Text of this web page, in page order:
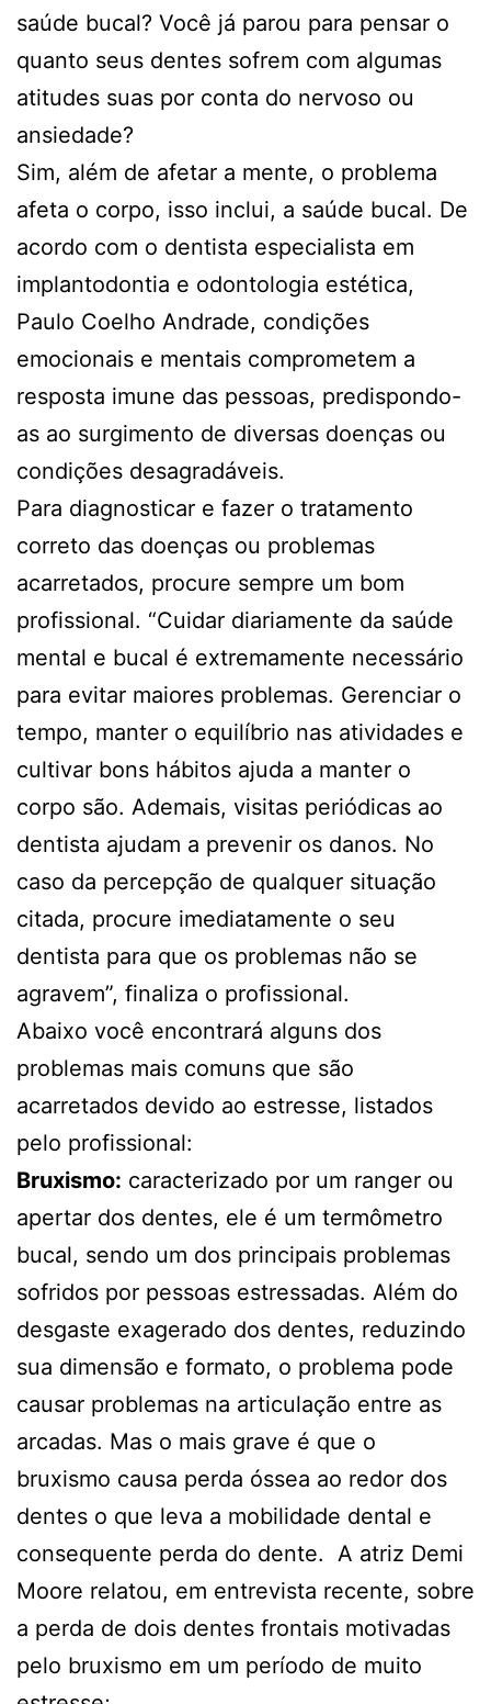
saúde bucal? Você já parou para pensar o
quanto seus dentes sofrem com algumas
atitudes suas por conta do nervoso ou
ansiedade?
Sim, além de afetar a mente, o problema
afeta o corpo, isso inclui, a saúde bucal. De
acordo com o dentista especialista em
implantodontia e odontologia estética,
Paulo Coelho Andrade, condições
emocionais e mentais comprometem a
resposta imune das pessoas, predispondo-
as ao surgimento de diversas doenças ou
condições desagradáveis.
Para diagnosticar e fazer o tratamento
correto das doenças ou problemas
acarretados, procure sempre um bom
profissional. “Cuidar diariamente da saúde
mental e bucal é extremamente necessário
para evitar maiores problemas. Gerenciar o
tempo, manter o equilíbrio nas atividades e
cultivar bons hábitos ajuda a manter o
corpo são. Ademais, visitas periódicas ao
dentista ajudam a prevenir os danos. No
caso da percepção de qualquer situação
citada, procure imediatamente o seu
dentista para que os problemas não se
agravem”, finaliza o profissional.
Abaixo você encontrará alguns dos
problemas mais comuns que são
acarretados devido ao estresse, listados
pelo profissional:
Bruxismo: caracterizado por um ranger ou
apertar dos dentes, ele é um termômetro
bucal, sendo um dos principais problemas
sofridos por pessoas estressadas. Além do
desgaste exagerado dos dentes, reduzindo
sua dimensão e formato, o problema pode
causar problemas na articulação entre as
arcadas. Mas o mais grave é que o
bruxismo causa perda óssea ao redor dos
dentes o que leva a mobilidade dental e
consequente perda do dente. A atriz Demi
Moore relatou, em entrevista recente, sobre
a perda de dois dentes frontais motivadas
pelo bruxismo em um período de muito